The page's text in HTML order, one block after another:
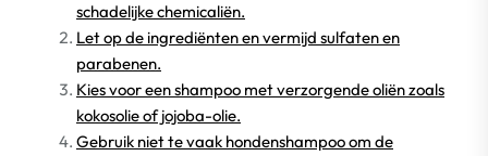
schadelijke chemicaliën.
Let op de ingrediënten en vermijd sulfaten en
parabenen.
Kies voor een shampoo met verzorgende oliën zoals
kokosolie of jojoba-olie.
Gebruik niet te vaak hondenshampoo om de